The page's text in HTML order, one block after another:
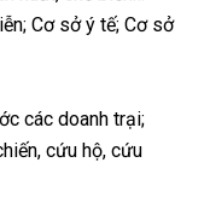
Cơ sở ý tế; Cơ sở
các doanh trại;
cứu hộ, cứu